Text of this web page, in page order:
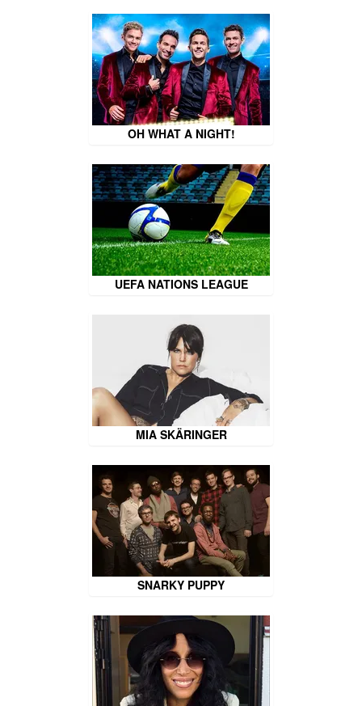
OH WHAT A NIGHT!
UEFA NATIONS LEAGUE
MIA SKÄRINGER
SNARKY PUPPY